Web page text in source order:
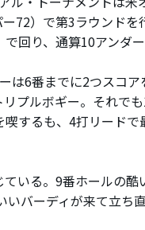
72）で第3ラウンド
回り、通算10アンダ
は6番までに2つスコ
プルボギー。それで
するも、4打リード
ている。9番ホールの
バーディが来て立ち